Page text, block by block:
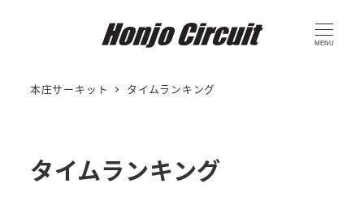
MENU
本庄サーキット タイムランキング
タイムランキング